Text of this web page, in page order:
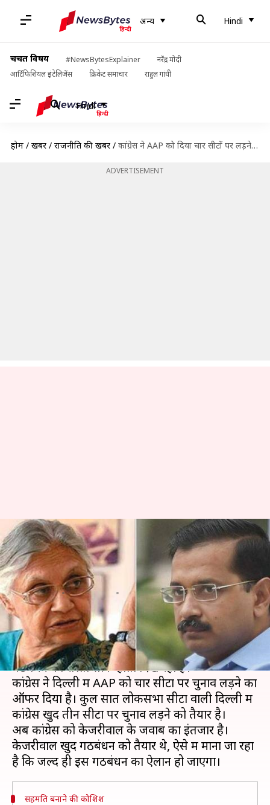
अन्य Hindi
चर्चित विषय #NewsBytesExplainer
नरेंद्र मोदी
आर्टिफिशियल इंटेलिजेंस
क्रिकेट समाचार राहुल गांधी
Hindi
होम / खबरें / राजनीति की खबरें / कांग्रेस ने AAP को दिया चार सीटों पर लड़ने का ऑफर, केजरीवाल के जवाब का इंतजार
ADVERTISEMENT
कांग्रेस ने AAP को दिया चार सीटों पर
लड़ने का ऑफर, केजरीवाल के जवाब
का इंतजार
लेखन प्रमोद कुमार Mar 26, 2019 10:42 am
क्या है खबर?
दिल्ली में कांग्रेस और आम आदमी पार्टी (AAP) के बीच
गठबंधन का रास्ता साफ होता दिख रहा है।
कांग्रेस ने दिल्ली में AAP को चार सीटों पर चुनाव लड़ने का
ऑफर दिया है। कुल सात लोकसभा सीटों वाली दिल्ली में
कांग्रेस खुद तीन सीटों पर चुनाव लड़ने को तैयार है।
अब कांग्रेस को केजरीवाल के जवाब का इंतजार है।
केजरीवाल खुद गठबंधन को तैयार थे, ऐसे में माना जा रहा
सहमति बनाने की कोशिश